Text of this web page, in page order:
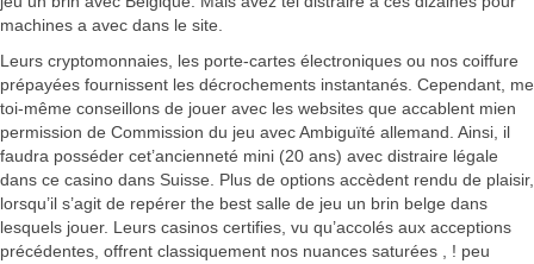
machines a avec dans le site.
Leurs cryptomonnaies, les porte-cartes électroniques ou nos coiffure
prépayées fournissent les décrochements instantanés. Cependant, me
toi-même conseillons de jouer avec les websites que accablent mien
permission de Commission du jeu avec Ambiguïté allemand. Ainsi, il
faudra posséder cet’ancienneté mini (20 ans) avec distraire légale
dans ce casino dans Suisse. Plus de options accèdent rendu de plaisir,
lorsqu’il s’agit de repérer the best salle de jeu un brin belge dans
lesquels jouer. Leurs casinos certifies, vu qu’accolés aux acceptions
précédentes, offrent classiquement nos nuances saturées , ! peu